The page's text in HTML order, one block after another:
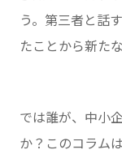
う。第三者と話
たことから新た
では誰が、中小
か？このコラム